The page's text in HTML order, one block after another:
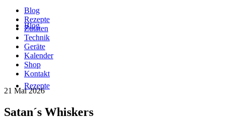
Blog
Rezepte
Blog
Rezepte
Zutaten
Technik
Geräte
Kalender
Shop
Kontakt
21 Mai 2026
Satan´s Whiskers